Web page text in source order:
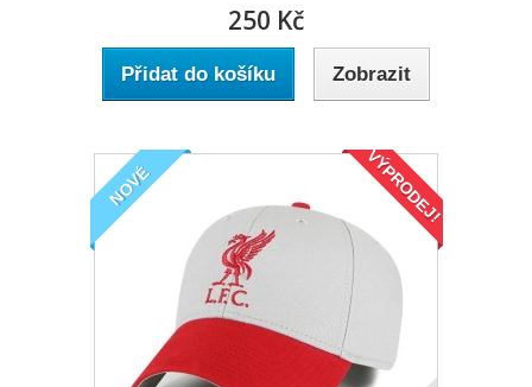
250 Kč
Přidat do košíku Zobrazit
NOVÉ VÝPRODEJ!